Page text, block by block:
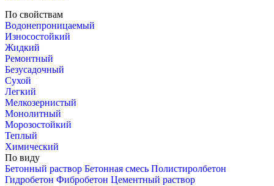
По свойствам
Водонепроницаемый
Износостойкий
Жидкий
Ремонтный
Безусадочный
Сухой
Легкий
Мелкозернистый
Монолитный
Морозостойкий
Теплый
Химический
По виду
Бетонный раствор Бетонная смесь Полистиролбетон
Гидробетон Фибробетон Цементный раствор